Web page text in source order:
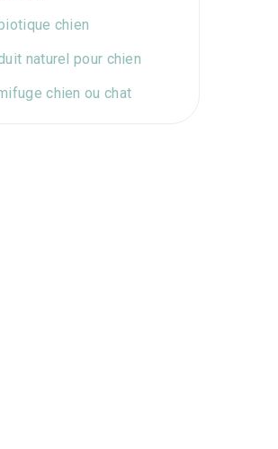
chien
naturel pour chien
chien ou chat